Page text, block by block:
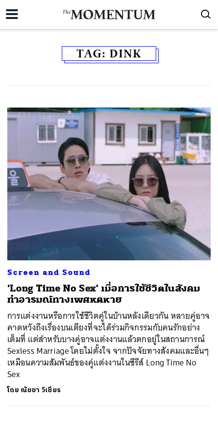
TAG: DINK
Screen and Sound
‘Long Time No Sex’ เมื่อการใช้ชีวิตในสังคม
ทำอารมณ์ทางเพศหดหาย
การแต่งงานหรือการใช้ชีวิตคู่ในบ้านหลังเดียวกัน หลายคู่อาจ
คาดหวังถึงเรื่องบนเตียงที่จะได้ร่วมกิจกรรมกับคนรักอย่าง
เต็มที่ แต่สำหรับบางคู่อาจแต่งงานแล้วตกอยู่ในสถานการณ์
Sexless Marriage โดยไม่ตั้งใจ จากปัจจัยทางสังคมและอื่นๆ
เหมือนความสัมพันธ์ของคู่แต่งงานในซีรีส์ Long Time No
Sex
โดย ณัชชา วิเชียร
SHARE TWEET